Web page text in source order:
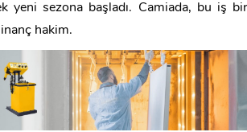
yeni sezona başladı. Camiada, bu iş
hakim.